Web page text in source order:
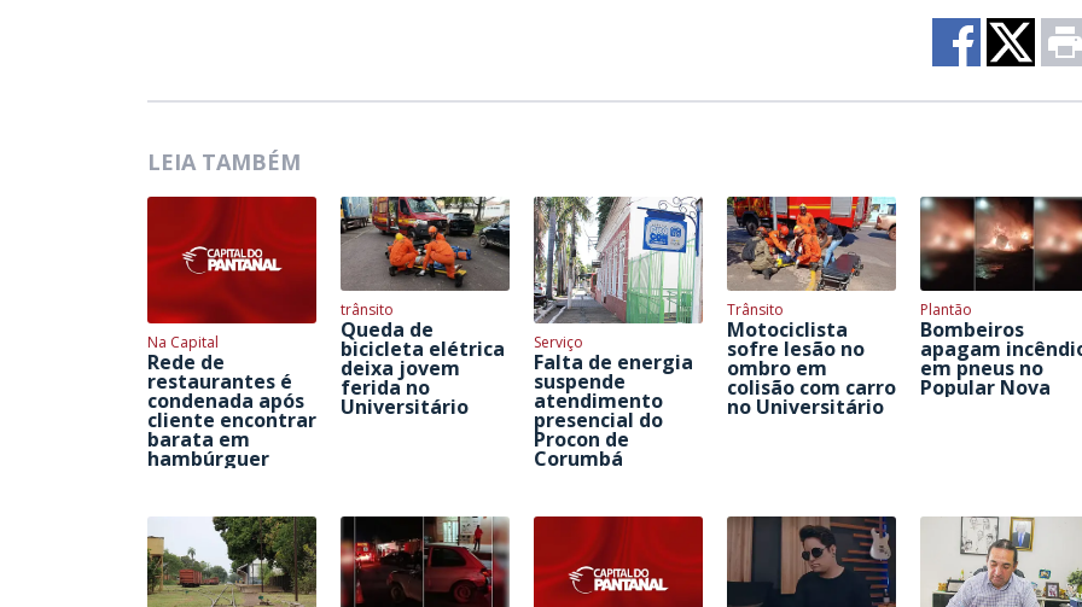
LEIA TAMBÉM
Na Capital
Rede de
restaurantes é
condenada após
cliente encontrar
barata em
hambúrguer
trânsito
Queda de
bicicleta elétrica
deixa jovem
ferida no
Universitário
Serviço
Falta de energia
suspende
atendimento
presencial do
Procon de
Corumbá
Trânsito
Motociclista
sofre lesão no
ombro em
colisão com carro
no Universitário
Plantão
Bombeiros
apagam
em pneus no
Popular Nova